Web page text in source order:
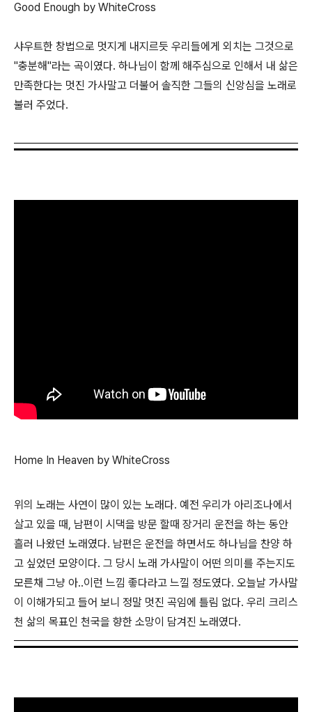
Good Enough by WhiteCross
샤우트한 창법으로 멋지게 내지르듯 우리들에게 외치는 그것으로
"충분해"라는 곡이였다. 하나님이 함께 해주심으로 인해서 내 삶은
만족한다는 멋진 가사말고 더불어 솔직한 그들의 신앙심을 노래로
불러 주었다.
Home In Heaven by WhiteCross
위의 노래는 사연이 많이 있는 노래다. 예전 우리가 아리조나에서
살고 있을 때, 남편이 시댁을 방문 할때 장거리 운전을 하는 동안
흘러 나왔던 노래였다. 남편은 운전을 하면서도 하나님을 찬양 하
고 싶었던 모양이다. 그 당시 노래 가사말이 어떤 의미를 주는지도
모른채 그냥 아..이런 느낌 좋다라고 느낄 정도였다. 오늘날 가사말
이 이해가되고 들어 보니 정말 멋진 곡임에 틀림 없다. 우리 크리스
천 삶의 목표인 천국을 향한 소망이 담겨진 노래였다.